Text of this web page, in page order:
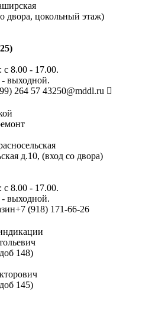
двора, цокольный этаж)
8.00 - 17.00.
- выходной.
264 57 43250@mddl.ru
д.10, (вход со двора)
8.00 - 17.00.
- выходной.
+7 (918) 171-66-26
148)
145)